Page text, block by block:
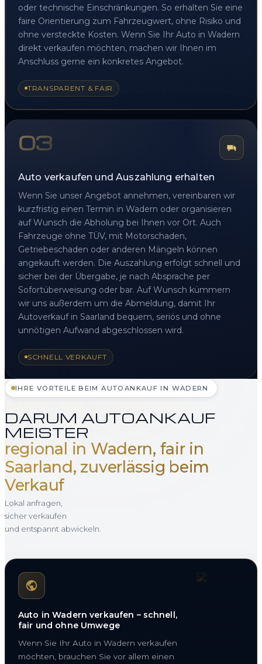
oder technische Einschränkungen. So erhalten Sie eine
faire Orientierung zum Fahrzeugwert, ohne Risiko und
ohne versteckte Kosten. Wenn Sie Ihr Auto in Wadern
direkt verkaufen möchten, machen wir Ihnen im
Anschluss gerne ein konkretes Angebot.
TRANSPARENT & FAIR
03
Auto verkaufen und Auszahlung erhalten
Wenn Sie unser Angebot annehmen, vereinbaren wir
kurzfristig einen Termin in Wadern oder organisieren
auf Wunsch die Abholung bei Ihnen vor Ort. Auch
Fahrzeuge ohne TÜV, mit Motorschaden,
Getriebeschaden oder anderen Mängeln können
angekauft werden. Die Auszahlung erfolgt schnell und
sicher bei der Übergabe, je nach Absprache per
Sofortüberweisung oder bar. Auf Wunsch kümmern
wir uns außerdem um die Abmeldung, damit Ihr
Autoverkauf in Saarland bequem, seriös und ohne
unnötigen Aufwand abgeschlossen wird.
SCHNELL VERKAUFT
IHRE VORTEILE BEIM AUTOANKAUF IN WADERN
DARUM AUTOANKAUF
MEISTER
regional in Wadern, fair in
Saarland, zuverlässig beim
Verkauf
Lokal anfragen,
sicher verkaufen
und entspannt abwickeln.
Auto in Wadern verkaufen – schnell,
fair und ohne Umwege
Wenn Sie Ihr Auto in Wadern verkaufen
möchten, brauchen Sie vor allem einen